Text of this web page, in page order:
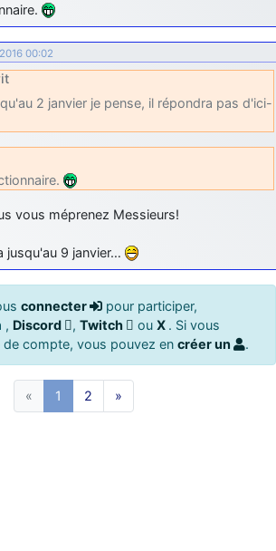
00:02
2 janvier je pense, il répondra pas d'ici-
vous méprenez Messieurs!
jusqu'au 9 janvier…
connecter
pour participer,
, Discord , Twitch ou X . Si vous
de compte, vous pouvez en créer un .
« 1 2 »